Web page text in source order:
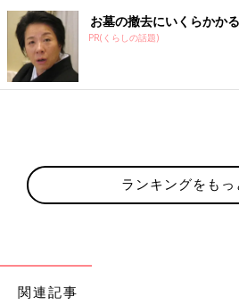
お墓の撤去にいくらかか
PR(くらしの話題)
ランキングをもっ
関連記事